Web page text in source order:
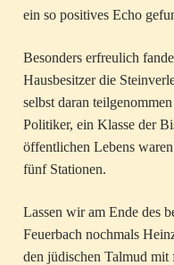
ein so positives Echo
Besonders erfreulich
Hausbesitzer die
selbst daran
Politiker, ein Klasse der
öffentlichen Lebens
fünf Stationen.
Lassen wir am Ende des
Feuerbach nochmals
den jüdischen Talmud mit